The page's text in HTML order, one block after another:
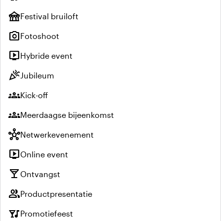
festivalFestival bruiloft
photo_cameraFotoshoot
live_tvHybride event
celebrationJubileum
groupsKick-off
groupsMeerdaagse bijeenkomst
hubNetwerkevenement
live_tvOnline event
local_bar Ontvangst
groupProductpresentatie
nightlifePromotiefeest